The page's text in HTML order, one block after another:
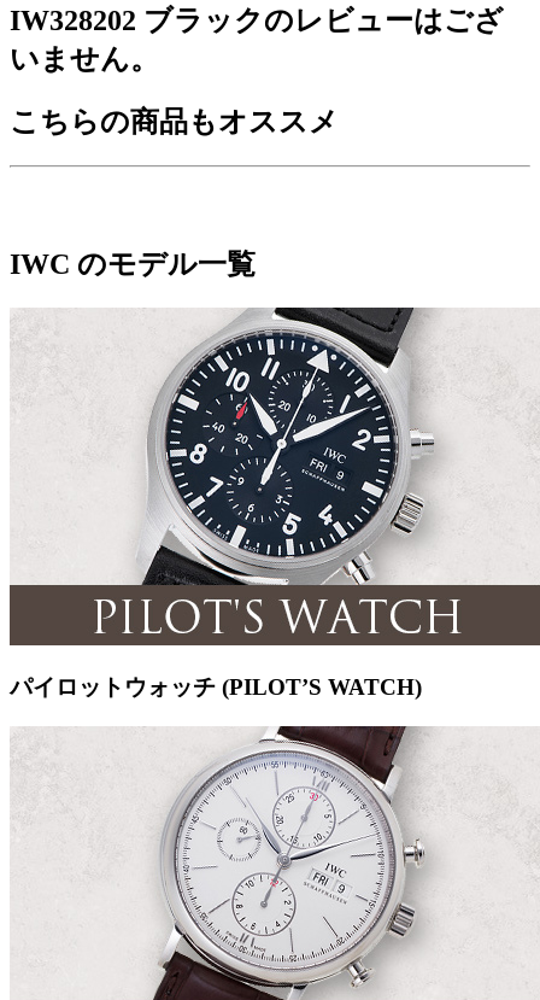
IW328202 ブラックのレビューはござ
いません。
こちらの商品もオススメ
IWC のモデル一覧
パイロットウォッチ (PILOT’S WATCH)